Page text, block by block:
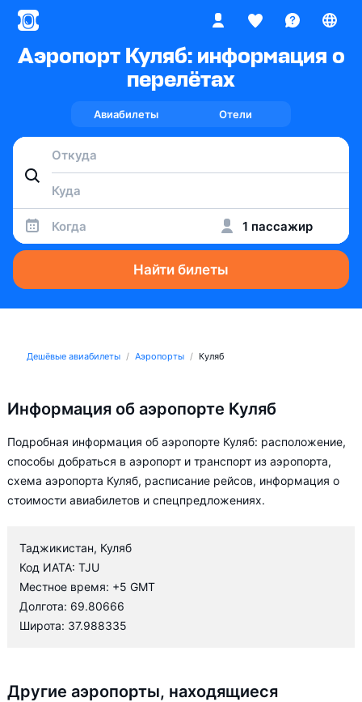
Аэропорт Куляб: информация о
перелётах
Авиабилеты Отели
Когда 1 пассажир
Найти билеты
Дешёвые авиабилеты Аэропорты Куляб
Информация об аэропорте Куляб
Подробная информация об аэропорте Куляб: расположение,
способы добраться в аэропорт и транспорт из аэропорта,
схема аэропорта Куляб, расписание рейсов, информация о
стоимости авиабилетов и спецпредложениях.
Таджикистан, Куляб
Код ИАТА: TJU
Местное время: +5 GMT
Долгота: 69.80666
Широта: 37.988335
Другие аэропорты, находящиеся